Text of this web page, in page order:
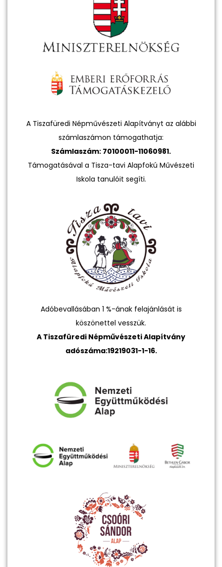
A Tiszafüredi Népművészeti Alapítványt az alábbi
számlaszámon támogathatja:
Számlaszám: 70100011-11060981.
Támogatásával a Tisza-tavi Alapfokú Művészeti
Iskola tanulóit segíti.
Adóbevallásában 1 %-ának felajánlását is
köszönettel vesszük.
A Tiszafüredi Népművészeti Alapítvány
adószáma:19219031-1-16.